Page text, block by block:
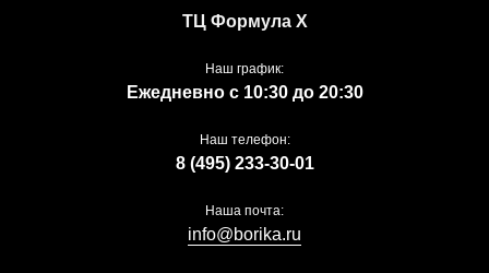
ТЦ Формула Х
Наш график:
Ежедневно с 10:30 до 20:30
Наш телефон:
8 (495) 233-30-01
Наша почта:
info@borika.ru